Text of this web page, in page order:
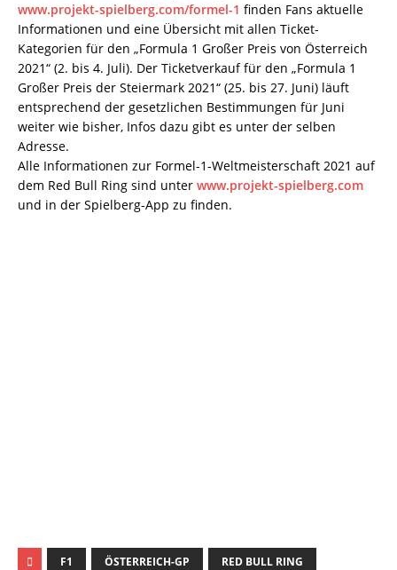
www.projekt-spielberg.com/formel-1 finden Fans aktuelle
Informationen und eine Übersicht mit allen Ticket-
Kategorien für den „Formula 1 Großer Preis von Österreich
2021“ (2. bis 4. Juli). Der Ticketverkauf für den „Formula 1
Großer Preis der Steiermark 2021“ (25. bis 27. Juni) läuft
entsprechend der gesetzlichen Bestimmungen für Juni
weiter wie bisher, Infos dazu gibt es unter der selben
Adresse.
Alle Informationen zur Formel-1-Weltmeisterschaft 2021 auf
dem Red Bull Ring sind unter www.projekt-spielberg.com
und in der Spielberg-App zu finden.
F1 ÖSTERREICH-GP RED BULL RING